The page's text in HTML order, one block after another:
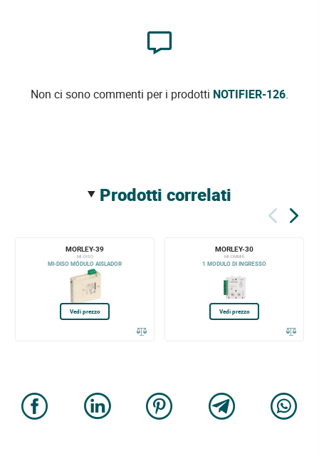
Non ci sono commenti per i prodotti NOTIFIER-126.
prodotti correlati
MORLEY-39
MI-DISO
MI-DISO MÓDULO AISLADOR
Vedi prezzo
MORLEY-30
MI-DMMIE
1 MODULO DI INGRESSO
Vedi prezzo